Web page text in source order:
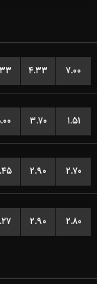
۴.۳۳ ۷.۰۰
۳.۷۰ ۱.۵۱
۲.۹۰ ۲.۷۰
۲.۹۰ ۲.۸۰